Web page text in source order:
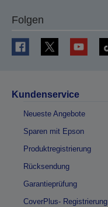
Folgen
Kundenservice
Neueste Angebote
Sparen mit Epson
Produktregistrierung
Rücksendung
Garantieprüfung
CoverPlus- Registrierung